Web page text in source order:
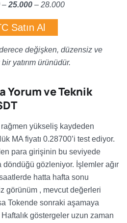
– 25.000 – 28.000
Satın Al
değişken, düzensiz ve
yatırım ürünüdür.
Yorum ve Teknik
yükseliş kaydeden
MA fiyatı 0.28700’i test ediyor.
para girişinin bu seviyede
döndüğü gözleniyor. İşlemler ağır
hatta hafta sonu
görünüm , mevcut değerleri
Tokende sonraki aşamaya
göstergeler uzun zaman